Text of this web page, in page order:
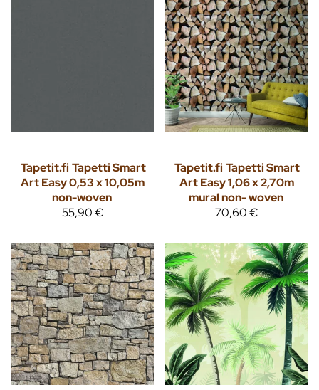
Tapetit.fiTapetti Smart
Art Easy 0,53 x 10,05m
non-woven
55,90 €
Tapetit.fiTapetti Smart
Art Easy 1,06 x 2,70m
mural non- woven
70,60 €